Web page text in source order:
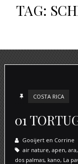
TAG:
COSTA RICA
01
Gooijert en Corrine
air nature, apen, ara,
dos palmas, kano, La